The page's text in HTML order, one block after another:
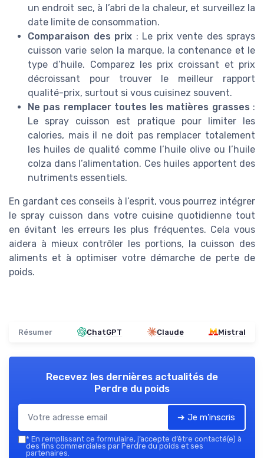
un endroit sec, à l’abri de la chaleur, et surveillez la
date limite de consommation.
Comparaison des prix : Le prix vente des sprays
cuisson varie selon la marque, la contenance et le
type d’huile. Comparez les prix croissant et prix
décroissant pour trouver le meilleur rapport
qualité-prix, surtout si vous cuisinez souvent.
Ne pas remplacer toutes les matières grasses :
Le spray cuisson est pratique pour limiter les
calories, mais il ne doit pas remplacer totalement
les huiles de qualité comme l’huile olive ou l’huile
colza dans l’alimentation. Ces huiles apportent des
nutriments essentiels.
En gardant ces conseils à l’esprit, vous pourrez intégrer
le spray cuisson dans votre cuisine quotidienne tout
en évitant les erreurs les plus fréquentes. Cela vous
aidera à mieux contrôler les portions, la cuisson des
aliments et à optimiser votre démarche de perte de
poids.
Résumer ChatGPT Claude Mistral
Recevez les dernières actualités de
Perdre du poids
➔ Je m'inscris
* En remplissant ce formulaire, j’accepte d’être contacté(e) à
des fins commerciales par Perdre du poids et ses
partenaires.